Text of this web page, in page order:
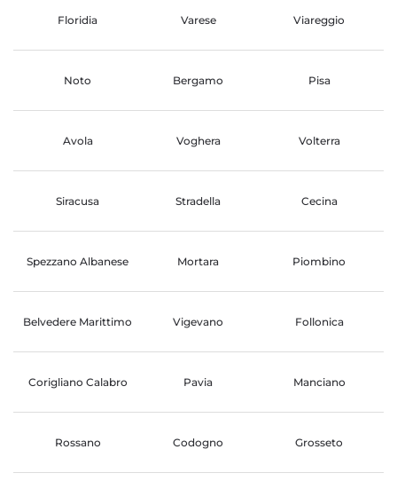
Floridia Varese Viareggio
Noto Bergamo Pisa
Avola Voghera Volterra
Siracusa Stradella Cecina
Spezzano Albanese Mortara Piombino
Belvedere Marittimo Vigevano Follonica
Corigliano Calabro Pavia Manciano
Rossano Codogno Grosseto